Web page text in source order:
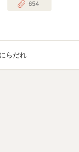
654
らだれ